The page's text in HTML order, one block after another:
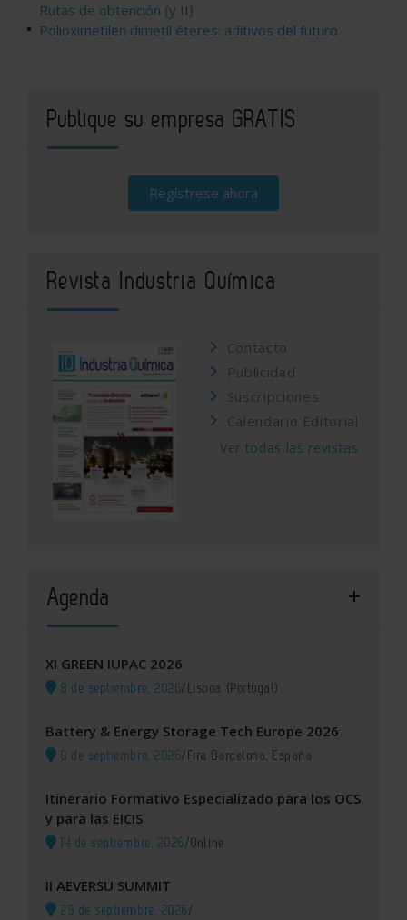
Rutas de obtención (y II)
Polioximetilen dimetil éteres: aditivos del futuro
Publique su empresa GRATIS
Regístrese ahora
Revista Industria Química
Contacto
Publicidad
Suscripciones
Calendario Editorial
Ver todas las revistas
Agenda
XI GREEN IUPAC 2026
8 de septiembre, 2026/Lisboa (Portugal)
Battery & Energy Storage Tech Europe 2026
8 de septiembre, 2026/Fira Barcelona, España
Itinerario Formativo Especializado para los OCS
y para las EICIS
14 de septiembre, 2026/Online
II AEVERSU SUMMIT
29 de septiembre, 2026/